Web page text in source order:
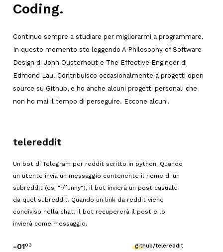
Coding.
Continuo sempre a studiare per migliorarmi a programmare.
In questo momento sto leggendo A Philosophy of Software
Design di John Ousterhout e The Effective Engineer di
Edmond Lau. Contribuisco occasionalmente a progetti open
source su Github, e ho anche alcuni progetti personali che
non ho mai il tempo di perseguire. Eccone alcuni.
telereddit
Un bot di Telegram per reddit scritto in python. Quando
un utente invia un messaggio contenente il nome di un
subreddit (es. "r/funny"), il bot invierà un post casuale
da quel subreddit. Quando un link da reddit viene
condiviso nella chat, il bot recupererà il post e lo
invierà come messaggio.
-0103 github/telereddit